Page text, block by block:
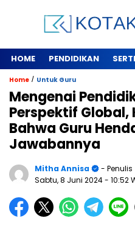
HOME PENDIDIKAN
Home / Untuk Guru
Mengenai
Perspektif
Bahwa Guru
Jawabannya
Mitha Annisa
- Penulis
Sabtu, 8 Juni 2024- 10:52